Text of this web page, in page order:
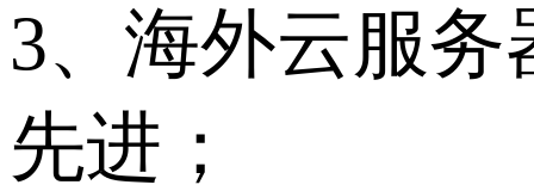
3、海外云服
先进；